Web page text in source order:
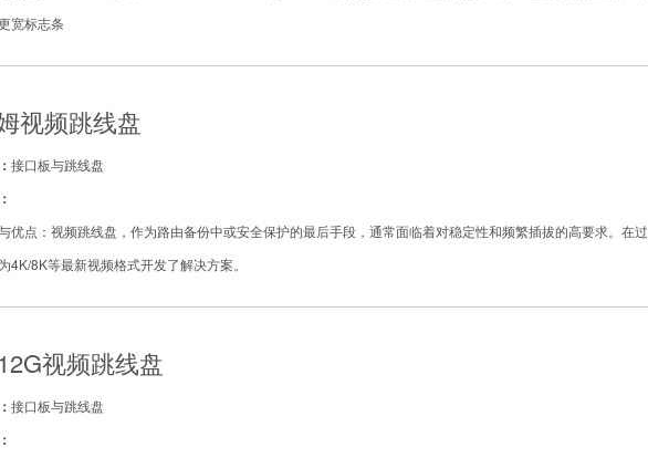
宽标志条
视频跳线盘
接口板与跳线盘
优点：视频跳线盘，作为路由备份中或安全保护的最后手段，通常面临着对稳定性和频繁插拔的高要求。在
4K/8K等最新视频格式开发了解决方案。
视频跳线盘
接口板与跳线盘